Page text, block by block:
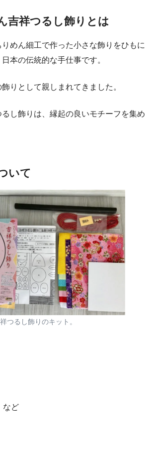
吉祥つるし飾りとは
めん細工で作った小さな飾りをひもに
本の伝統的な手仕事です。
りとして親しまれてきました。
し飾りは、縁起の良いモチーフを集め
いて
つるし飾りのキット。
ど